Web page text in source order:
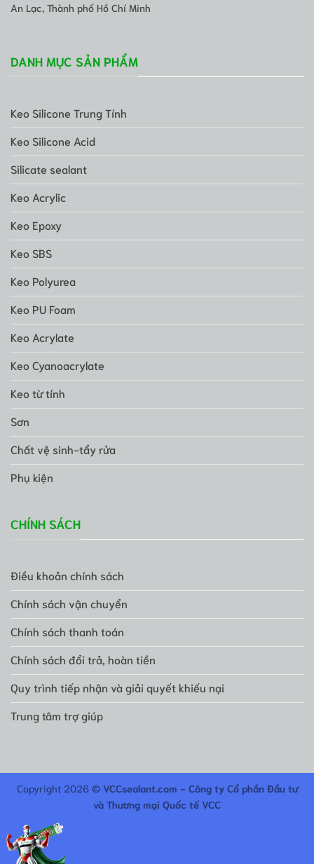
An Lạc, Thành phố Hồ Chí Minh
DANH MỤC SẢN PHẨM
Keo Silicone Trung Tính
Keo Silicone Acid
Silicate sealant
Keo Acrylic
Keo Epoxy
Keo SBS
Keo Polyurea
Keo PU Foam
Keo Acrylate
Keo Cyanoacrylate
Keo từ tính
Sơn
Chất vệ sinh-tẩy rửa
Phụ kiện
CHÍNH SÁCH
Điều khoản chính sách
Chính sách vận chuyển
Chính sách thanh toán
Chính sách đổi trả, hoàn tiền
Quy trình tiếp nhận và giải quyết khiếu nại
Trung tâm trợ giúp
Copyright 2026 © VCCsealant.com - Công ty Cổ phần Đầu tư
và Thương mại Quốc tế VCC